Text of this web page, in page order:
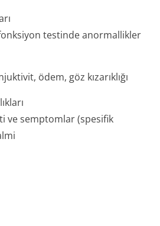
testinde anormallikler
ödem, göz kızarıklığı
ve semptomlar (spesifik